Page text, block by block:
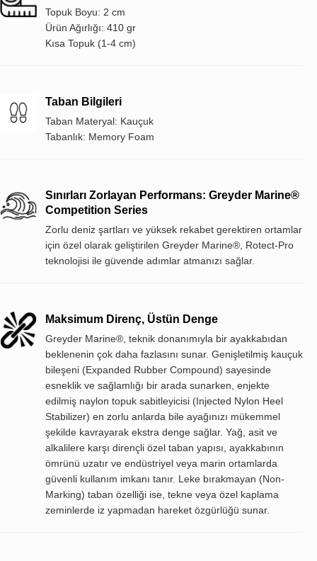
Topuk Boyu: 2 cm
Ürün Ağırlığı: 410 gr
Kısa Topuk (1-4 cm)
Taban Bilgileri
Taban Materyal: Kauçuk
Tabanlık: Memory Foam
Sınırları Zorlayan Performans: Greyder Marine®
Competition Series
Zorlu deniz şartları ve yüksek rekabet gerektiren ortamlar
için özel olarak geliştirilen Greyder Marine®, Rotect-Pro
teknolojisi ile güvende adımlar atmanızı sağlar.
Maksimum Direnç, Üstün Denge
Greyder Marine®, teknik donanımıyla bir ayakkabıdan
beklenenin çok daha fazlasını sunar. Genişletilmiş kauçuk
bileşeni (Expanded Rubber Compound) sayesinde
esneklik ve sağlamlığı bir arada sunarken, enjekte
edilmiş naylon topuk sabitleyicisi (Injected Nylon Heel
Stabilizer) en zorlu anlarda bile ayağınızı mükemmel
şekilde kavrayarak ekstra denge sağlar. Yağ, asit ve
alkalilere karşı dirençli özel taban yapısı, ayakkabının
ömrünü uzatır ve endüstriyel veya marin ortamlarda
güvenli kullanım imkanı tanır. Leke bırakmayan (Non-
Marking) taban özelliği ise, tekne veya özel kaplama
zeminlerde iz yapmadan hareket özgürlüğü sunar.